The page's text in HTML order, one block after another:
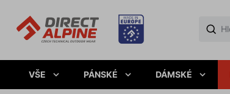
VŠE PÁNSKÉ DÁMSKÉ